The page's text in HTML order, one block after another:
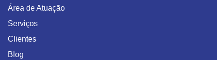
Área de Atuação
Serviços
Clientes
Blog